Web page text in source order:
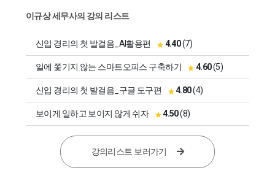
이규상 세무사의 강의 리스트
신입 경리의 첫 발걸음_AI활용편 4.40(7)
일에 쫓기지 않는 스마트오피스 구축하기 4.60(5)
신입 경리의 첫 발걸음_구글 도구편 4.80(4)
보이게 일하고 보이지 않게 쉬자 4.50(8)
강의리스트 보러가기